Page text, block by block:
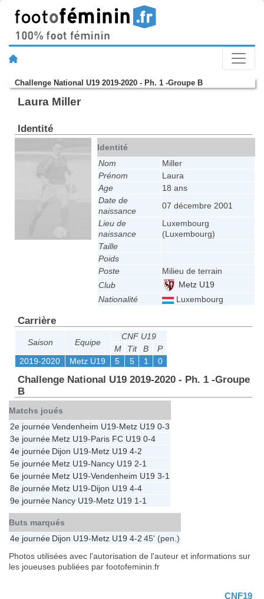
Challenge National U19 2019-2020 - Ph. 1 -Groupe B
Laura Miller
Identité
Identité
Nom
Miller
Prénom
Laura
Age
18 ans
Date de
naissance
07 décembre 2001
Lieu de
naissance
Luxembourg
(Luxembourg)
Taille
Poids
Poste
Milieu de terrain
Club
Metz U19
Nationalité
Luxembourg
Carrière
Saison Equipe
CNF U19
M
Tit B
P
2019-2020
Metz U19 5 5 1 0
Challenge National U19 2019-2020 - Ph. 1 -Groupe
B
Matchs joués
2e journéeVendenheim U19-Metz U19 0-3
3e journée Metz U19-Paris FC U19 0-4
4e journée Dijon U19-Metz U19 4-2
5e journée Metz U19-Nancy U19 2-1
6e journée Metz U19-Vendenheim U19 3-1
8e journée Metz U19-Dijon U19 4-4
9e journée Nancy U19-Metz U19 1-1
Buts marqués
4e journée Dijon U19-Metz U19 4-2 45' (pen.)
Photos utilisées avec l'autorisation de l'auteur et informations sur
les joueuses publiées par footofeminin.fr
CNF19